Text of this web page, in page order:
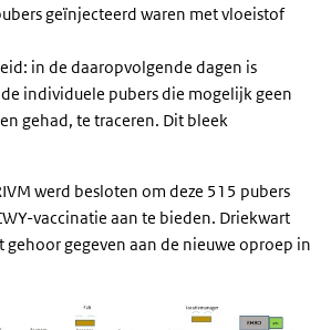
geïnjecteerd waren met vloeistof
in de daaropvolgende dagen is
individuele pubers die mogelijk geen
gehad, te traceren. Dit bleek
werd besloten om deze 515 pubers
vaccinatie aan te bieden. Driekwart
gehoor gegeven aan de nieuwe oproep in